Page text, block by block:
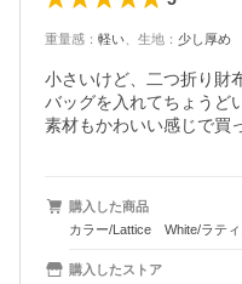
重量感 ： 軽い 生地 ： 少し厚め
小さいけど、二つ折り財
バッグを入れてちょうど
素材もかわいい感じで買
購入した商品
カラー/Lattice White/ラテ
購入したストア